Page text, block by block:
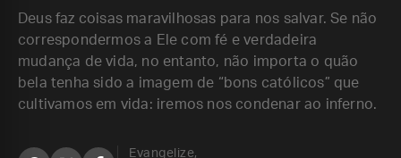
Deus faz coisas maravilhosas para nos salvar. Se não
correspondermos a Ele com fé e verdadeira
mudança de vida, no entanto, não importa o quão
bela tenha sido a imagem de “bons católicos” que
cultivamos em vida: iremos nos condenar ao inferno.
Evangelize,